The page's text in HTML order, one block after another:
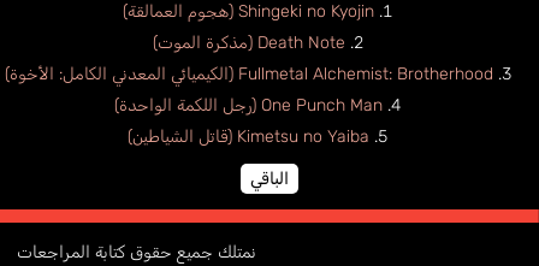
Shingeki no Kyojin (هجوم العمالقة)
Death Note (مذكرة الموت)
Fullmetal Alchemist: Brotherhood (الكيميائي المعدني الكامل: الأخوة)
One Punch Man (رجل اللكمة الواحدة)
Kimetsu no Yaiba (قاتل الشياطين)
الباقي
نمتلك جميع حقوق كتابة المراجعات